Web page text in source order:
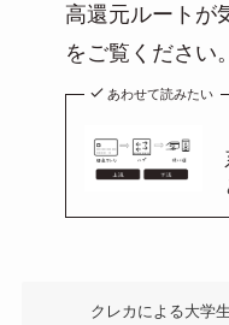
高還元ルートが
をご覧ください。
あわせて読みたい
クレカによる大学